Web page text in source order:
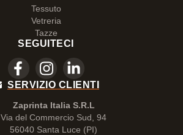
Tessuto
Vetreria
Tazze
SEGUITECI
SERVIZIO CLIENTI
Zaprinta Italia S.R.L
Via del Commercio Sud, 94
56040 Santa Luce (PI)